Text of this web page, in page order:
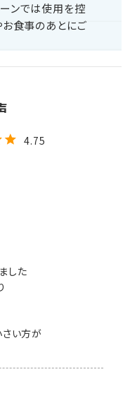
ンでは使用を控
お食事のあとにご
4.75
した
さい方が